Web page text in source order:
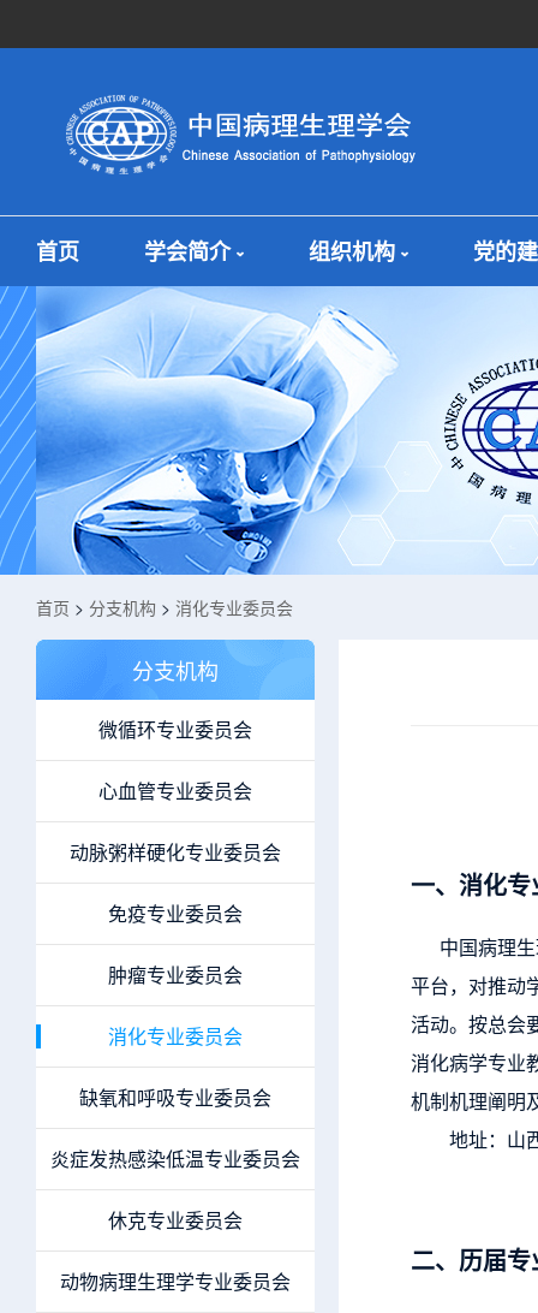
首页 学会简介 组织机构 党的
首页 > 分支机构 > 消化专业委员会
分支机构
微循环专业委员会
心血管专业委员会
动脉粥样硬化专业委员会
免疫专业委员会
肿瘤专业委员会
消化专业委员会
缺氧和呼吸专业委员会
炎症发热感染低温专业委员会
休克专业委员会
动物病理生理学专业委员会
一、消化
中国病理生
平台，对推动
活动。按总会
消化病学专业
机制机理阐明
地址：山西
二、历届